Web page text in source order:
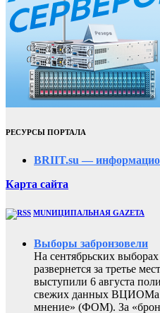
РЕСУРСЫ ПОРТАЛА
BRIIT.su —
Карта сайта
MUNИЦИПАЛЬНАЯ GAZЕТА
Выборы забронзовели
На сентябрьских
развернется за третье
выступили 6 августа
свежих данных ВЦИОМа
мнение» (ФОМ). За